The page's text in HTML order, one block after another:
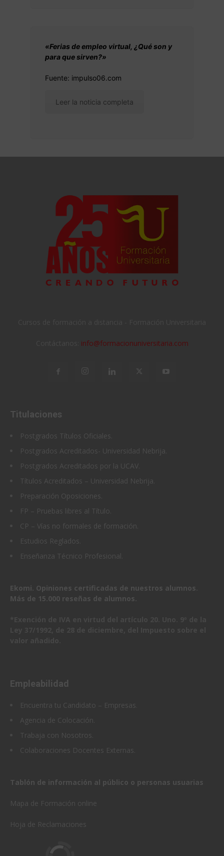
«Ferias de empleo virtual, ¿Qué son y
para que sirven?»
Fuente: impulso06.com
Leer la noticia completa
info@formacionuniversitaria.com
Titulaciones
Postgrados Títulos Oficiales.
Postgrados Acreditados- Universidad Nebrija.
Postgrados Acreditados por la UCAV.
Títulos Acreditados – Universidad Nebrija.
Preparación Oposiciones.
FP – Pruebas libres al Título.
CP – Vías no formales de formación.
Estudios Reglados.
Enseñanza Técnico Profesional.
Ekomi. Opiniones certificadas de nuestros alumnos
Más de 15.000 reseñas de alumnos.
Empleabilidad
Encuentra tu Candidato – Empresas
Agencia de Colocación.
Trabaja con Nosotros.
Colaboraciones Docentes Externas.
Tablón de información al público o personas usuarias
Mapa de Formación online
Hoja de Reclamaciones